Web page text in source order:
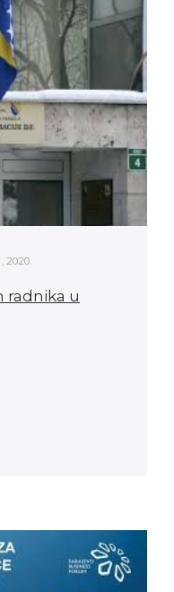
2020.
radnika u